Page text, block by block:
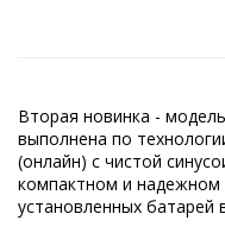
Вторая новинка - модель
выполнена по
(онлайн) с чистой
компактном и надежном
установленных батарей